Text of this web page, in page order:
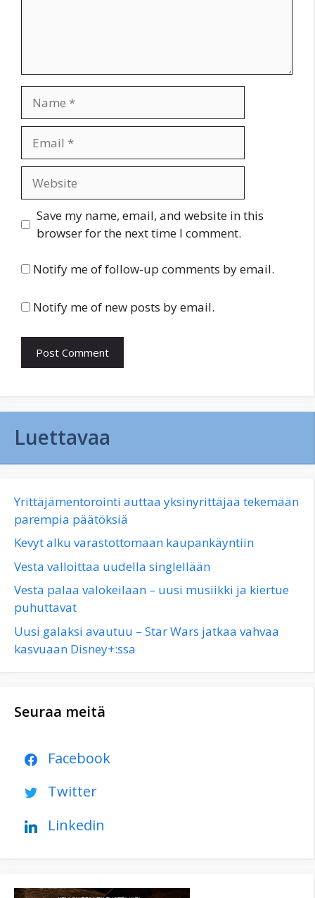
Save my name, email, and website in this
browser for the next time I comment.
Notify me of follow-up comments by email.
Notify me of new posts by email.
Luettavaa
Yrittäjämentorointi auttaa yksinyrittäjää tekemään
parempia päätöksiä
Kevyt alku varastottomaan kaupankäyntiin
Vesta valloittaa uudella singlellään
Vesta palaa valokeilaan – uusi musiikki ja kiertue
puhuttavat
Uusi galaksi avautuu – Star Wars jatkaa vahvaa
kasvuaan Disney+:ssa
Seuraa meitä
Facebook
Twitter
Linkedin